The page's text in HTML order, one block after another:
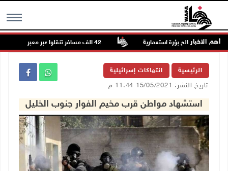
MENU أهم الاخبار
الله لصالح بؤرة استعمارية
الرئيسية انتهاكات إسرائيلية
تاريخ النشر: 15/05/2021 11:44 م
استشهاد مواطن قرب مخيم الفوار جنوب الخليل